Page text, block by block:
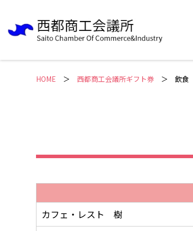
HOME ＞ 西都商工会議所ギフト券 飲食
カフェ・レスト 樹